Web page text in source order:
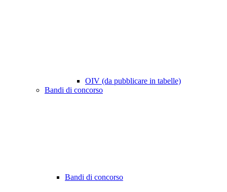
OIV (da pubblicare in tabelle)
Bandi di concorso
Bandi di concorso